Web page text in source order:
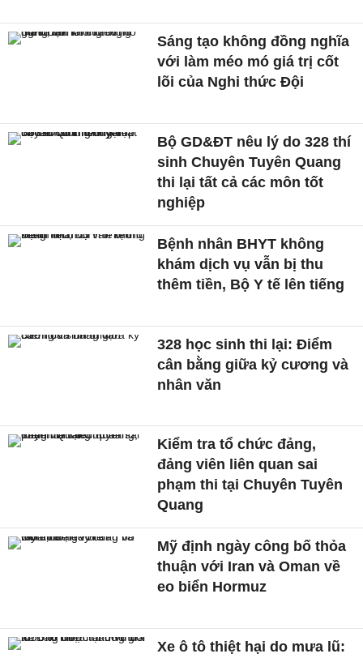
Sáng tạo không đồng nghĩa
với làm méo mó giá trị cốt
lõi của Nghi thức Đội
Bộ GD&ĐT nêu lý do 328 thí
sinh Chuyên Tuyên Quang
thi lại tất cả các môn tốt
nghiệp
Bệnh nhân BHYT không
khám dịch vụ vẫn bị thu
thêm tiền, Bộ Y tế lên tiếng
328 học sinh thi lại: Điểm
cân bằng giữa kỷ cương và
nhân văn
Kiểm tra tổ chức đảng,
đảng viên liên quan sai
phạm thi tại Chuyên Tuyên
Quang
Mỹ định ngày công bố thỏa
thuận với Iran và Oman về
eo biển Hormuz
Xe ô tô thiệt hại do mưa lũ: